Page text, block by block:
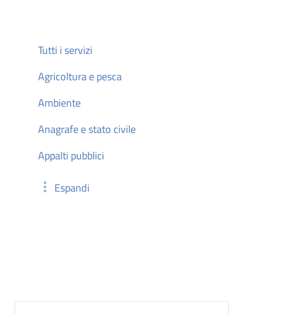
Tutti i servizi
Agricoltura e pesca
Ambiente
Anagrafe e stato civile
Appalti pubblici
Espandi